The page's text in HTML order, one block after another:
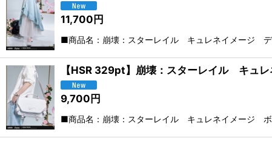
11,700 円
■商品名：崩壊：スターレイル キュレネイメージ デ
【HSR 329pt】崩壊：スターレイル キュ
9,700円
■商品名：崩壊：スターレイル キュレネイメージ